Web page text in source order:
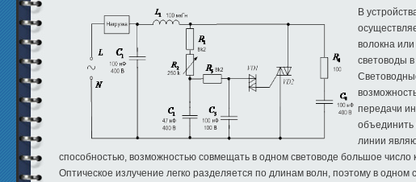
В
волокна
световоды
передачи
объединить
линии
способностью, возможностью совмещать в одном световоде большое число
Оптическое излучение легко разделяется по длинам волн, поэтому в